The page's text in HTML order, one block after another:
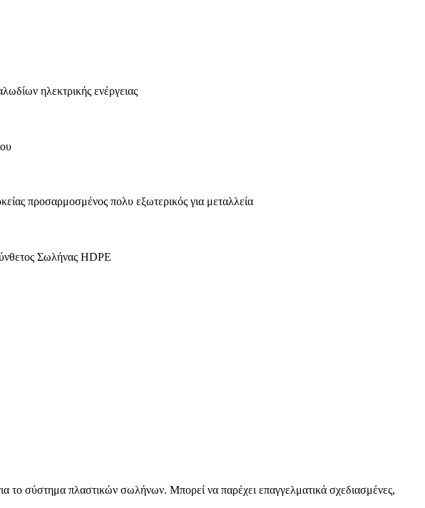
το σύστημα πλαστικών σωλήνων. Μπορεί να παρέχει επαγγελματικά σχεδιασμένες,